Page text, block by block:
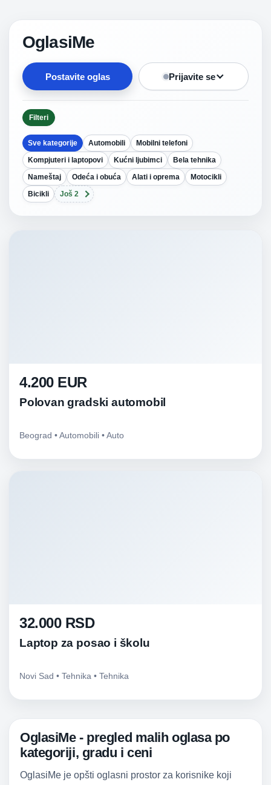
OglasiMe
Postavite oglas Prijavite se
Filteri
Sve kategorije Automobili
Mobilni telefoni
Kompjuteri i laptopovi
Kućni ljubimci
Bela tehnika
Nameštaj
Odeća i obuća Alati i oprema
Motocikli
Bicikli
Još 2
4.200 EUR
Polovan gradski automobil
Beograd • Automobili • Auto
32.000 RSD
Laptop za posao i školu
Novi Sad • Tehnika • Tehnika
OglasiMe - pregled malih oglasa po
kategoriji, gradu i ceni
OglasiMe je opšti oglasni prostor za korisnike koji